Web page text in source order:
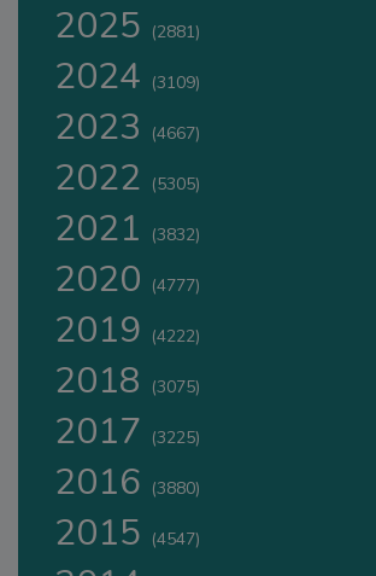
2025 (2881)
2024 (3109)
2023 (4667)
2022 (5305)
2021 (3832)
2020 (4777)
2019 (4222)
2018 (3075)
2017 (3225)
2016 (3880)
2015 (4547)